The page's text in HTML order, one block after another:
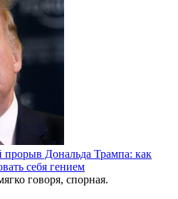
прорыв Дональда Трампа: как
себя гением
говоря, спорная.